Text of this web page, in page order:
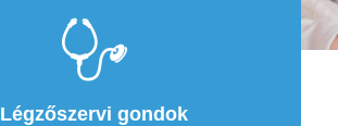
Légzőszervi gondok